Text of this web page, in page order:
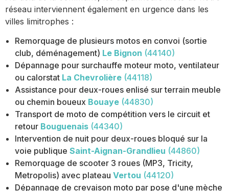
réseau interviennent également en urgence dans les
villes limitrophes :
Remorquage de plusieurs motos en convoi (sortie
club, déménagement) Le Bignon (44140)
Dépannage pour surchauffe moteur moto, ventilateur
ou calorstat La Chevrolière (44118)
Assistance pour deux-roues enlisé sur terrain meuble
ou chemin boueux Bouaye (44830)
Transport de moto de compétition vers le circuit et
retour Bouguenais (44340)
Intervention de nuit pour deux-roues bloqué sur la
voie publique Saint-Aignan-Grandlieu (44860)
Remorquage de scooter 3 roues (MP3, Tricity,
Metropolis) avec plateau Vertou (44120)
Dépannage de crevaison moto par pose d'une mèche